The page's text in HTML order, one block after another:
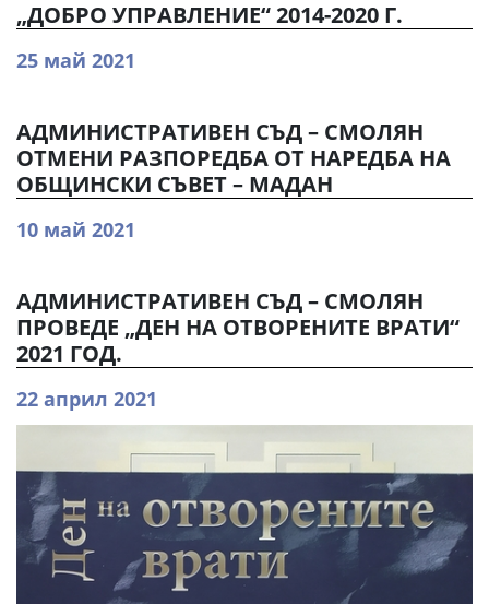
„ДОБРО УПРАВЛЕНИЕ“ 2014-2020 Г.
25 май 2021
АДМИНИСТРАТИВЕН СЪД – СМОЛЯН
ОТМЕНИ РАЗПОРЕДБА ОТ НАРЕДБА НА
ОБЩИНСКИ СЪВЕТ – МАДАН
10 май 2021
АДМИНИСТРАТИВЕН СЪД – СМОЛЯН
ПРОВЕДЕ „ДЕН НА ОТВОРЕНИТЕ ВРАТИ“
2021 ГОД.
22 април 2021